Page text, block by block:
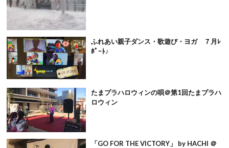
ふれあい親子ダンス・歌遊び・ヨガ ７月ﾚ
ﾎﾟｰﾄ♪
たまプラハロウィンの唄＠第1回たまプラハ
ロウィン
「GO FOR THE VICTORY」 by HACHI ＠